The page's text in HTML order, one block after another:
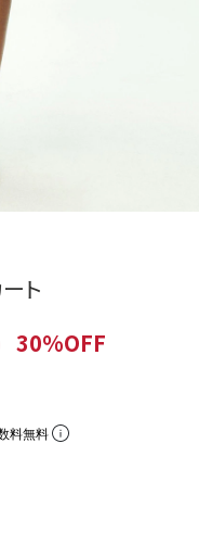
ト
30%OFF
料無料